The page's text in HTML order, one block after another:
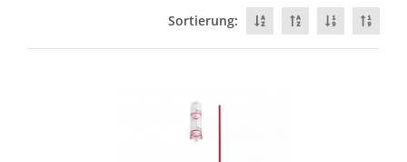
Sortierung: